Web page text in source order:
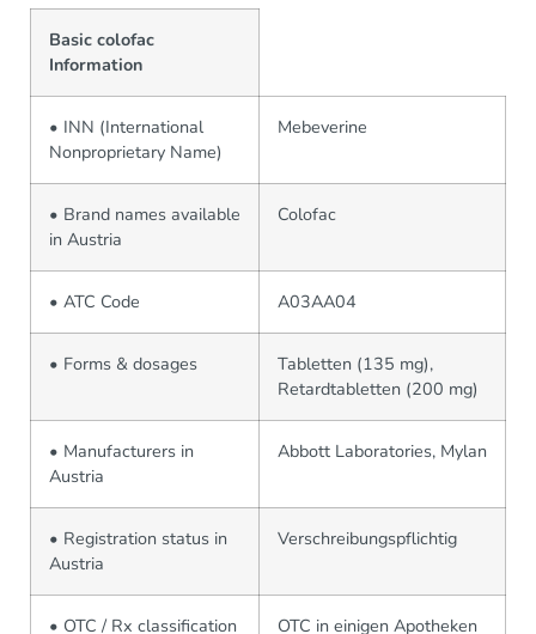
Basic colofac
Information
• INN (International
Nonproprietary Name)
Mebeverine
• Brand names available
in Austria
Colofac
• ATC Code A03AA04
• Forms & dosages
Tabletten (135 mg),
Retardtabletten (200 mg)
• Manufacturers in
Austria
Abbott Laboratories, Mylan
• Registration status in
Austria
Verschreibungspflichtig
• OTC / Rx classification OTC in einigen Apotheken